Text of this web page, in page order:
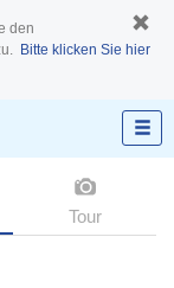
den
Bitte klicken Sie hier
Tour